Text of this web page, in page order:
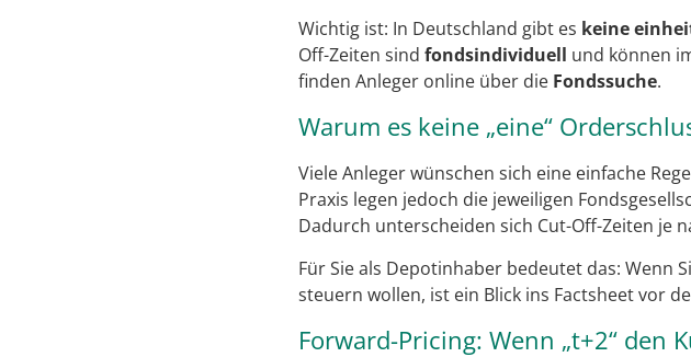
Wichtig ist: In Deutschland gibt es keine
Off-Zeiten sind fondsindividuell und können
finden Anleger online über die Fondssuche.
Warum es keine „eine“
Viele Anleger wünschen sich eine einfache
Praxis legen jedoch die jeweiligen
Dadurch unterscheiden sich Cut-Off-Zeiten je
Für Sie als Depotinhaber bedeutet das: Wenn
steuern wollen, ist ein Blick ins Factsheet vor
Forward-Pricing: Wenn „t+2“ den